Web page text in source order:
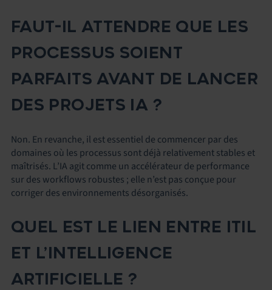
FAUT-IL ATTENDRE QUE LES
PROCESSUS SOIENT
PARFAITS AVANT DE LANCER
DES PROJETS IA ?
Non. En revanche, il est essentiel de commencer par des
domaines où les processus sont déjà relativement stables et
maîtrisés. L’IA agit comme un accélérateur de performance
sur des workflows robustes ; elle n’est pas conçue pour
corriger des environnements désorganisés.
QUEL EST LE LIEN ENTRE ITIL
ET L’INTELLIGENCE
ARTIFICIELLE ?